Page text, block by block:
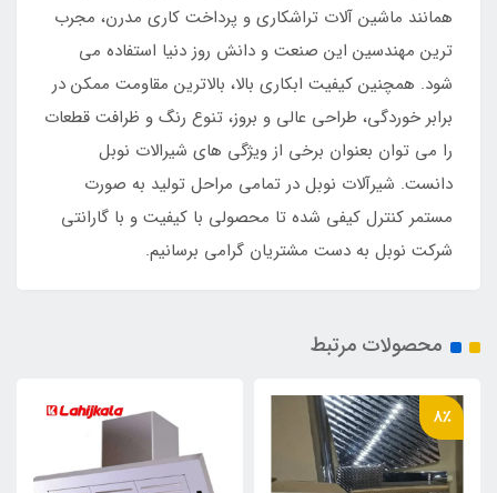
همانند ماشین آلات تراشکاری و پرداخت کاری مدرن، مجرب
ترین مهندسین این صنعت و دانش روز دنیا استفاده می
شود. همچنین کیفیت ابکاری بالا، بالاترین مقاومت ممکن در
برابر خوردگی، طراحی عالی و بروز، تنوع رنگ و ظرافت قطعات
را می توان بعنوان برخی از ویژگی های شیرالات نوبل
دانست. شیرآلات نوبل در تمامی مراحل تولید به صورت
مستمر کنترل کیفی شده تا محصولی با کیفیت و با گارانتی
شرکت نوبل به دست مشتریان گرامی برسانیم.
محصولات مرتبط
8٪